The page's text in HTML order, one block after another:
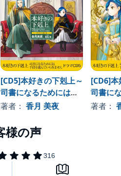
[CD5]本好きの下剋上～
司書になるためには手
段を選んでいられませ
著者： 香月 美夜
[CD6]
司書に
段を選
著者：